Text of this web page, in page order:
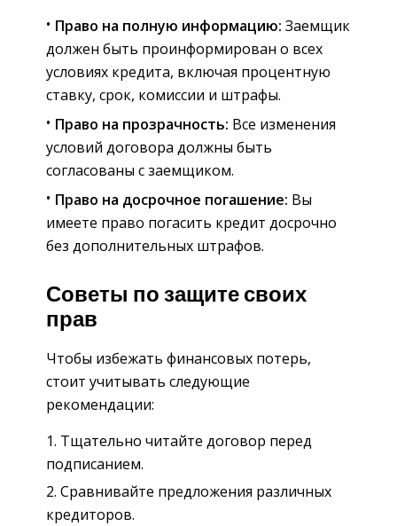
Право на полную информацию: Заемщик
должен быть проинформирован о всех
условиях кредита, включая процентную
ставку, срок, комиссии и штрафы.
Право на прозрачность: Все изменения
условий договора должны быть
согласованы с заемщиком.
Право на досрочное погашение: Вы
имеете право погасить кредит досрочно
без дополнительных штрафов.
Советы по защите своих
прав
Чтобы избежать финансовых потерь,
стоит учитывать следующие
рекомендации:
Тщательно читайте договор перед
подписанием.
Сравнивайте предложения различных
кредиторов.